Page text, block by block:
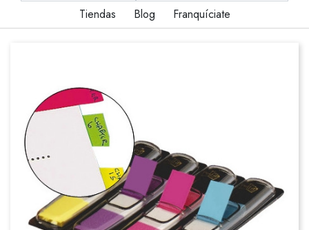
Tiendas Blog Franquíciate